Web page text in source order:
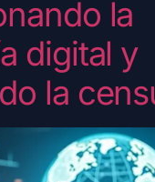
la
digital y
la